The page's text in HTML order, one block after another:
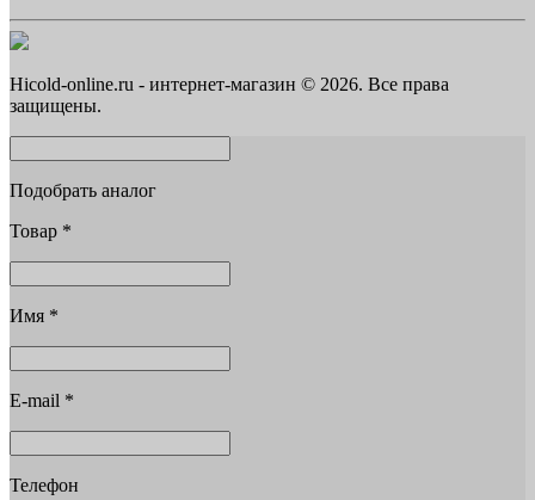
Hicold-online.ru - интернет-магазин © 2026. Все права
защищены.
Подобрать аналог
Товар *
Имя *
E-mail *
Телефон